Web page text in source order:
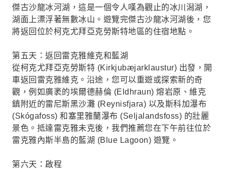
傑古沙龍冰河湖，這是一個令人嘆為觀止的冰川潟湖，
湖面上漂浮著無數冰山。遊覽完傑古沙龍冰河湖後，您
將返回位於柯克尤拜亞克勞斯特地區的住宿地點。
第五天：返回雷克雅維克和藍湖
從柯克尤拜亞克勞斯特 (Kirkjubæjarklaustur) 出發，開
車返回雷克雅維克。沿途，您可以重遊或探索新的奇
觀，例如廣袤的埃爾德赫倫 (Eldhraun) 熔岩原、維克
鎮附近的雷尼斯黑沙灘 (Reynisfjara) 以及斯科加瀑布
(Skógafoss) 和塞里雅蘭瀑布 (Seljalandsfoss) 的壯麗
景色。抵達雷克雅未克後，我們推薦您在下午前往位於
雷克雅內斯半島的藍湖 (Blue Lagoon) 遊覽。
第六天：啟程